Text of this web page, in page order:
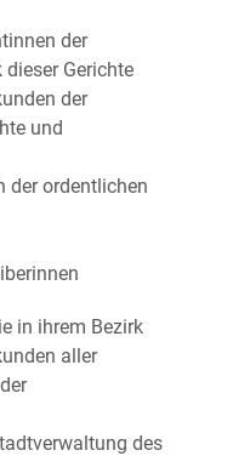
der
Gerichte
der
und
der ordentlichen
in ihrem Bezirk
aller
des